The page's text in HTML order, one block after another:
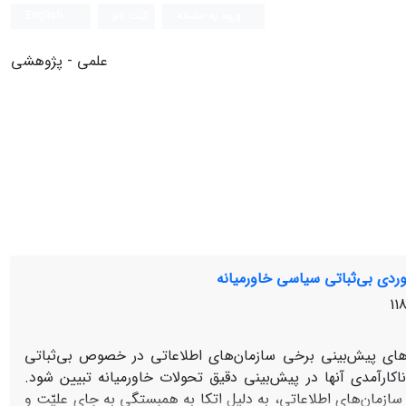
علمی - پژوهشی
بی‌ثباتی سیاسی خاورمیانه
پیش‌بینی برخی سازمان‌های اطلاعاتی در خصوص بی‌ثباتی
آنها در پیش‌بینی دقیق تحولات خاورمیانه تبیین شود.
اطلاعاتی، به دلیل اتکا به همبستگی به جای علیّت و